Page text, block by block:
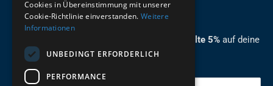
ZUM NEWSLETTER ANMELDEN
Melde dich jetzt zum Newsletter an und erhalte 5% auf deine
erste Bestellung.
Cookies in Übereinstimmung mit unserer
Cookie-Richtlinie einverstanden. Weitere
Informationen
UNBEDINGT ERFORDERLICH
PERFORMANCE